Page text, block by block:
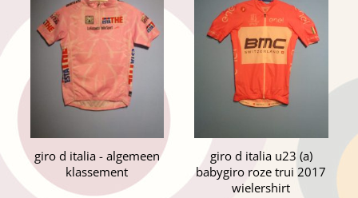
giro d italia - algemeen
klassement
giro d italia u23 (a)
babygiro roze trui 2017
wielershirt